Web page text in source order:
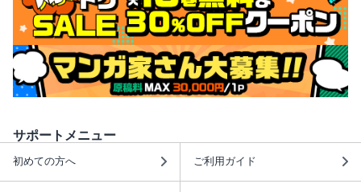
サポートメニュー
初めての方へ ご利用ガイド